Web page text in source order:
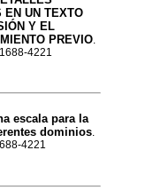
EN UN TEXTO
Y EL
PREVIO.
4221
escala para la
dominios.
4221